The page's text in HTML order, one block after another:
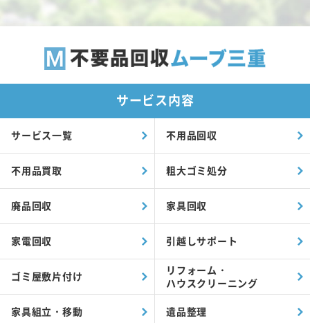
サービス内容
サービス一覧 不用品回収
不用品買取 粗大ゴミ処分
廃品回収 家具回収
家電回収 引越しサポート
ゴミ屋敷片付け
リフォーム・
ハウスクリーニング
家具組立・移動 遺品整理